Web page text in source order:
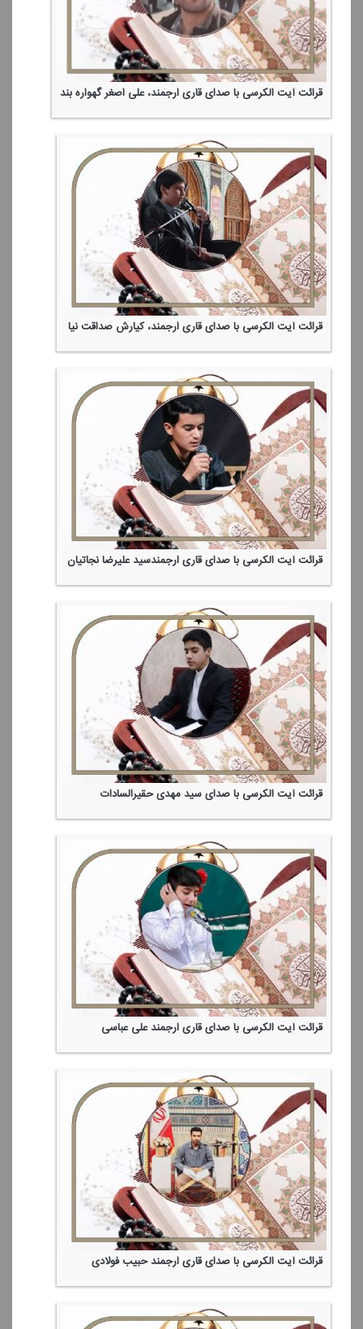
قرائت آیت الكرسی با صدای قاری ارجمند، علی اصغر گهواره بند
قرائت آیت الكرسی با صدای قاری ارجمند، كیارش صداقت نیا
قرائت آیت الكرسی با صدای قاری ارجمندسید علیرضا نجاتیان
قرائت آیت الكرسی با صدای سید مهدی حقیرالسادات
قرائت آیت الكرسی با صدای قاری ارجمند علی عباسی
قرائت آیت الكرسی با صدای قاری ارجمند حبیب فولادی